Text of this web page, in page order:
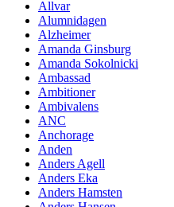
Allvar
Alumnidagen
Alzheimer
Amanda Ginsburg
Amanda Sokolnicki
Ambassad
Ambitioner
Ambivalens
ANC
Anchorage
Anden
Anders Agell
Anders Eka
Anders Hamsten